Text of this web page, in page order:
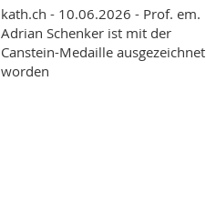
kath.ch - 10.06.2026 - Prof. em.
Adrian Schenker ist mit der
Canstein-Medaille ausgezeichnet
worden